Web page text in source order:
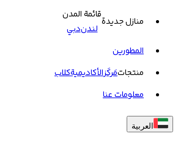
منازل جديدة
قائمة المدن
لندندبي
المطورين
منتجاتمَركَزالأكاديميةکلاب
معلومات عنا
العربية